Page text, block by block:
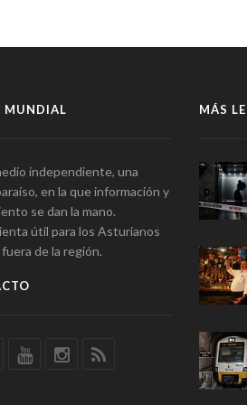
MUNDIAL
independiente, una
en la que información y
se dan la mano.
útil para los Asturianos
de la región.
MÁS